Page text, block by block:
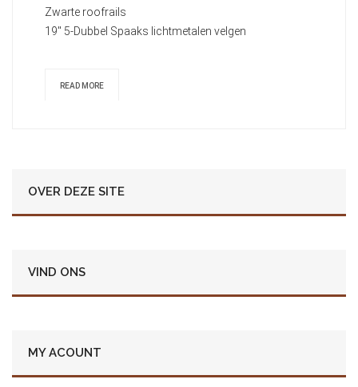
Zwarte roofrails
19" 5-Dubbel Spaaks lichtmetalen velgen
READ MORE
OVER DEZE SITE
VIND ONS
MY ACOUNT